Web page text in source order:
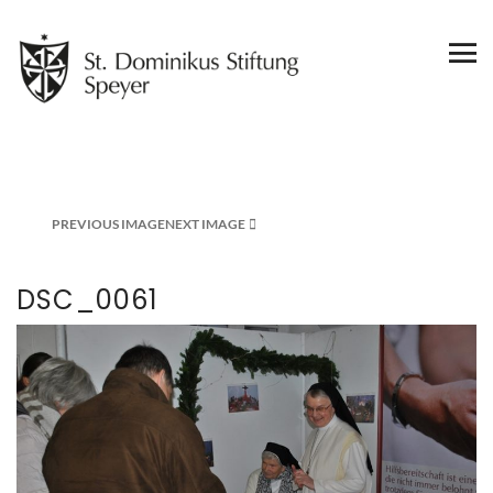
PREVIOUS IMAGENEXT IMAGE
DSC_0061